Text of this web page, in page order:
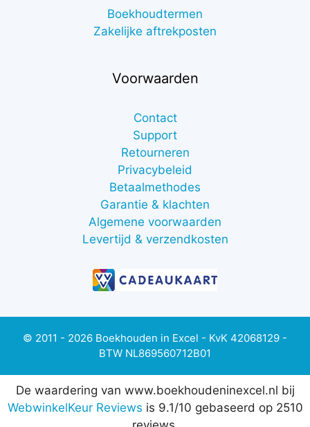
Boekhoudtermen
Zakelijke aftrekposten
Voorwaarden
Contact
Support
Retourneren
Privacybeleid
Betaalmethodes
Garantie & klachten
Algemene voorwaarden
Levertijd & verzendkosten
© 2011 - 2026 Boekhouden in Excel - KvK 42068129 -
BTW NL869560712B01
De waardering van www.boekhoudeninexcel.nl bij
WebwinkelKeur Reviews is 9.1/10 gebaseerd op 2510